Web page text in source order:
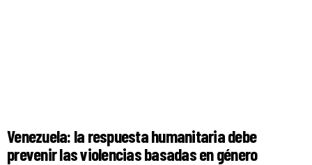
Venezuela: la respuesta humanitaria debe
prevenir las violencias basadas en género